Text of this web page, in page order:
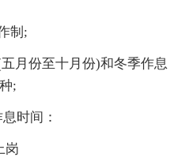
制;
月份至十月份)和冬季作息
;
时间：
岗